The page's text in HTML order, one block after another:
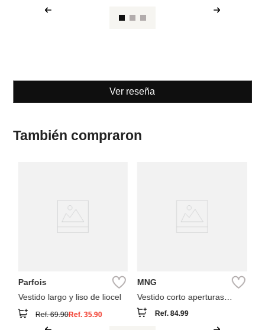
Ver reseña
También compraron
Parfois
Vestido largo y liso de liocel
Ref.69.90Ref.35.90
MNG
Vestido corto aperturas
laterales
Ref.84.99